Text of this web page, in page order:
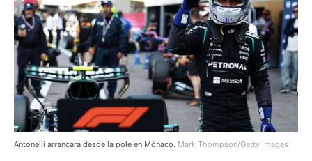
Antonelli arrancará desde la pole en Mónaco. Mark Thompson/Getty Images